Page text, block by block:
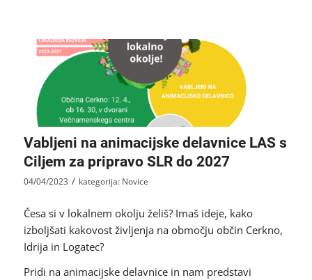
Vabljeni na animacijske delavnice LAS s
Ciljem za pripravo SLR do 2027
04/04/2023 / kategorija: Novice
Česa si v lokalnem okolju želiš? Imaš ideje, kako
izboljšati kakovost življenja na območju občin Cerkno,
Idrija in Logatec?
Pridi na animacijske delavnice in nam predstavi